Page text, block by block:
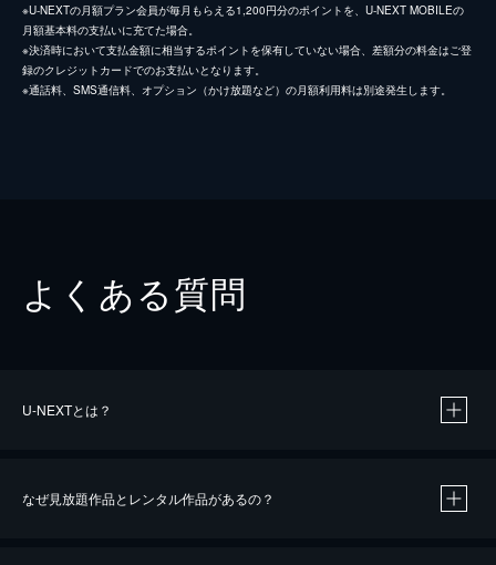
※U-NEXTの月額プラン会員が毎月もらえる1,200円分のポイントを、U-NEXT MOBILEの
月額基本料の支払いに充てた場合。
※決済時において支払金額に相当するポイントを保有していない場合、差額分の料金はご登
録のクレジットカードでのお支払いとなります。
※通話料、SMS通信料、オプション（かけ放題など）の月額利用料は別途発生します。
よくある質問
U-NEXTとは？
なぜ見放題作品とレンタル作品があるの？